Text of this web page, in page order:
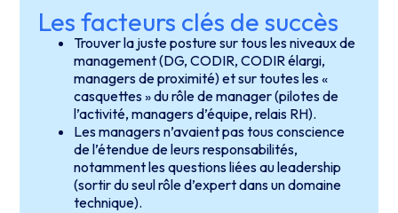
Les facteurs clés de succès
Trouver la juste posture sur tous les niveaux de
management (DG, CODIR, CODIR élargi,
managers de proximité) et sur toutes les «
casquettes » du rôle de manager (pilotes de
l’activité, managers d’équipe, relais RH).
Les managers n’avaient pas tous conscience
de l’étendue de leurs responsabilités,
notamment les questions liées au leadership
(sortir du seul rôle d’expert dans un domaine
technique).